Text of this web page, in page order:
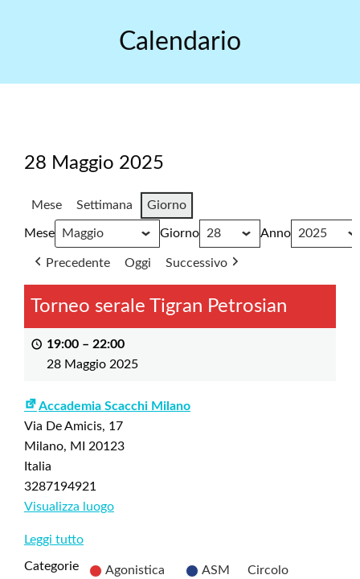
Calendario
28 Maggio 2025
Mese Settimana Giorno
Mese Giorno Anno
Precedente Oggi Successivo
Torneo serale Tigran Petrosian
19:00 – 22:00
28 Maggio 2025
Accademia Scacchi Milano
Via De Amicis, 17
Milano, MI
20123
Italia
3287194921
Visualizza luogo
Leggi tutto
Categorie
Agonistica ASM Circolo